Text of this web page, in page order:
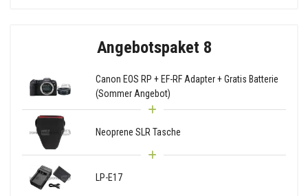
Angebotspaket 8
Canon EOS RP + EF-RF Adapter + Gratis Batterie
(Sommer Angebot)
Neoprene SLR Tasche
LP-E17